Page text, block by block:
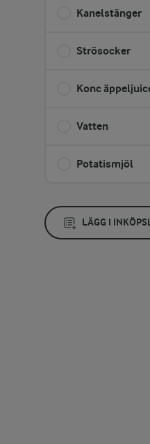
Kanelstänger
Strösocker
Konc
Vatten
Potatismjöl
LÄGG I